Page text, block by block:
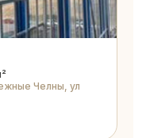
Челны, ул